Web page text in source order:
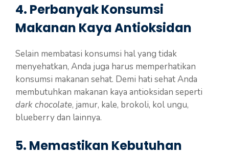
4. Perbanyak Konsumsi
Makanan Kaya Antioksidan
Selain membatasi konsumsi hal yang tidak
menyehatkan, Anda juga harus memperhatikan
konsumsi makanan sehat. Demi hati sehat Anda
membutuhkan makanan kaya antioksidan seperti
dark chocolate, jamur, kale, brokoli, kol ungu,
blueberry dan lainnya.
5. Memastikan Kebutuhan